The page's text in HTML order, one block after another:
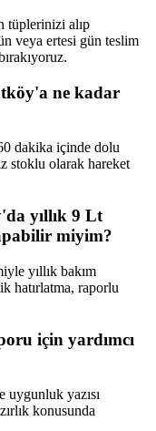
tüplerinizi alıp
veya ertesi gün teslim
ne kadar
dakika içinde dolu
stoklu olarak hareket
yıllık 9 Lt
miyim?
yıllık bakım
hatırlatma, raporlu
için yardımcı
yazısı
konusunda